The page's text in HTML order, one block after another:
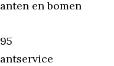
en bomen